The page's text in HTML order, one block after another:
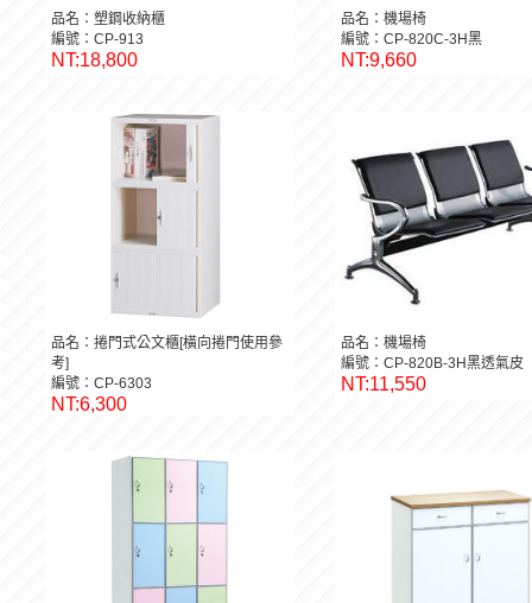
品名：塑鋼收納櫃
編號：CP-913
NT:18,800
品名：機場椅
編號：CP-820C-3H黑
NT:9,660
品名：捲門式公文櫃[橫向捲門使用參
考]
編號：CP-6303
NT:6,300
品名：機場椅
編號：CP-820B-3H黑透氣皮
NT:11,550